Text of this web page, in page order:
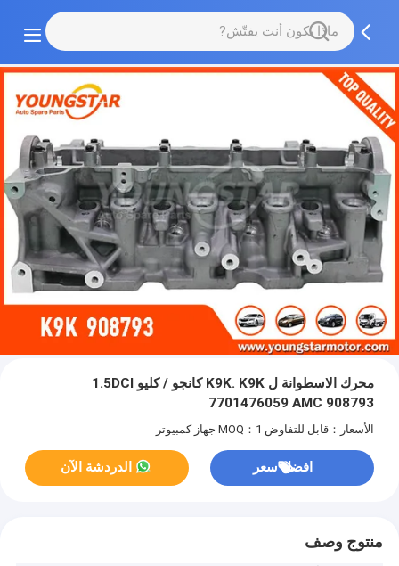
محرك الاسطوانة ل K9K. K9K كانجو / كليو 1.5DCI
7701476059 AMC 908793
الأسعار：قابل للتفاوض MOQ：1 جهاز كمبيوتر
افضل سعر الدردشة الآن
منتوج وصف